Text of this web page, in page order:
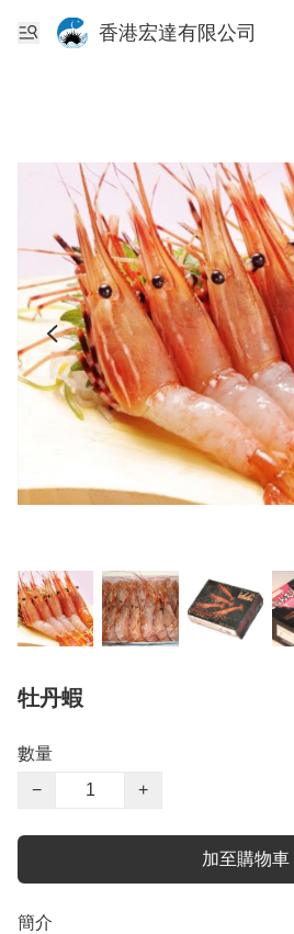
香港宏達有限公司
牡丹蝦
數量
−
+
加至購物車
簡介